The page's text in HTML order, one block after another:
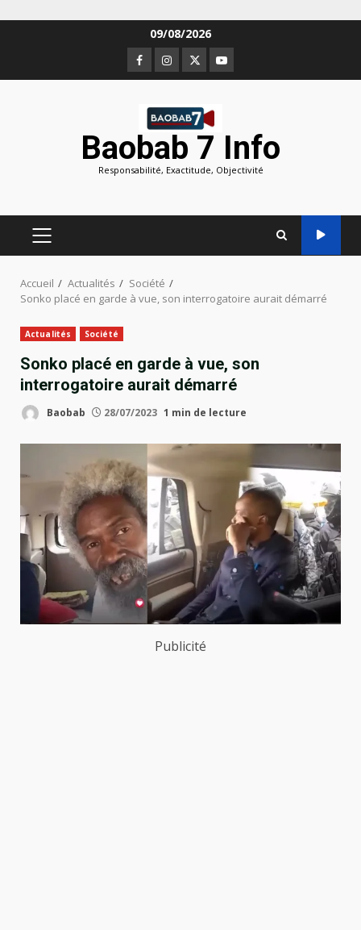
09/08/2026
Facebook
Instagram
TwitterYoutube
Baobab 7 Info
Responsabilité, Exactitude, Objectivité
MENU
PRINCIPAL
Accueil Actualités
Société
Sonko placé en garde à vue, son interrogatoire aurait démarré
Actualités Société
Sonko placé en garde à vue, son
interrogatoire aurait démarré
Baobab 28/07/2023 1 min de lecture
Publicité